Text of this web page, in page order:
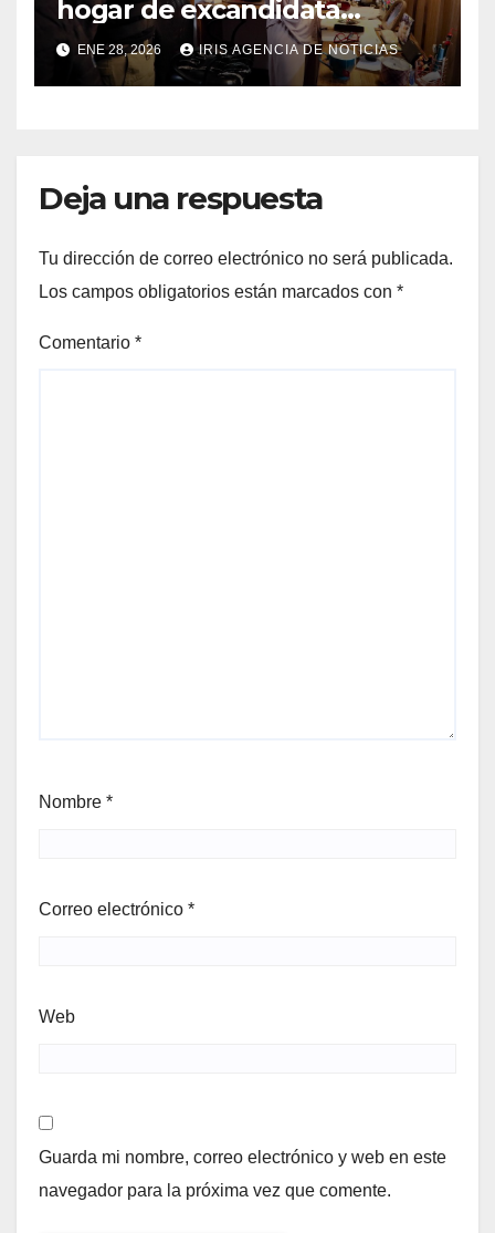
hogar de excandidata
presidencial vinculada al
caso Caja Chica
ENE 28, 2026 IRIS AGENCIA DE NOTICIAS
Deja una respuesta
Tu dirección de correo electrónico no será publicada.
Los campos obligatorios están marcados con *
Comentario *
Nombre *
Correo electrónico *
Web
Guarda mi nombre, correo electrónico y web en este
navegador para la próxima vez que comente.